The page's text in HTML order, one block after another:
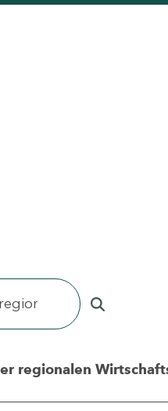
regionalen